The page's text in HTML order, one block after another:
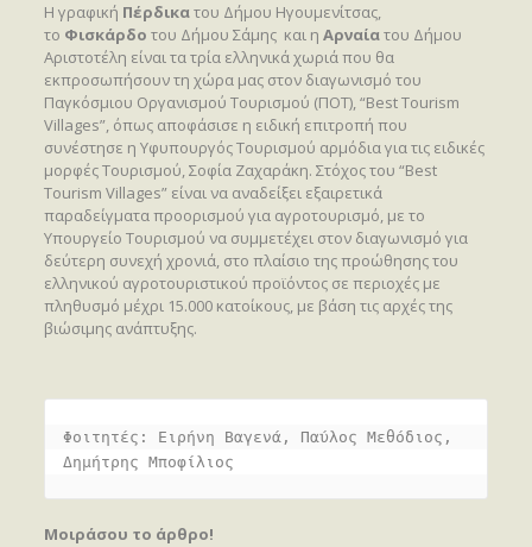
H γραφική Πέρδικατου Δήμου Ηγουμενίτσας,
τo Φισκάρδο του Δήμου Σάμης και η Αρναίατου Δήμου
Αριστοτέλη είναι τα τρία ελληνικά χωριά που θα
εκπροσωπήσουν τη χώρα μας στον διαγωνισμό του
Παγκόσμιου Οργανισμού Τουρισμού (ΠΟΤ), “Best Tourism
Villages”, όπως αποφάσισε η ειδική επιτροπή που
συνέστησε η Υφυπουργός Τουρισμού αρμόδια για τις ειδικές
μορφές Τουρισμού, Σοφία Ζαχαράκη. Στόχος του “Best
Tourism Villages” είναι να αναδείξει εξαιρετικά
παραδείγματα προορισμού για αγροτουρισμό, με το
Υπουργείο Τουρισμού να συμμετέχει στον διαγωνισμό για
δεύτερη συνεχή χρονιά, στο πλαίσιο της προώθησης του
ελληνικού αγροτουριστικού προϊόντος σε περιοχές με
πληθυσμό μέχρι 15.000 κατοίκους, με βάση τις αρχές της
βιώσιμης ανάπτυξης.
Φοιτητές: Ειρήνη Βαγενά, Παύλος Μεθόδιος,
Δημήτρης Μποφίλιος
Μοιράσου το άρθρο!